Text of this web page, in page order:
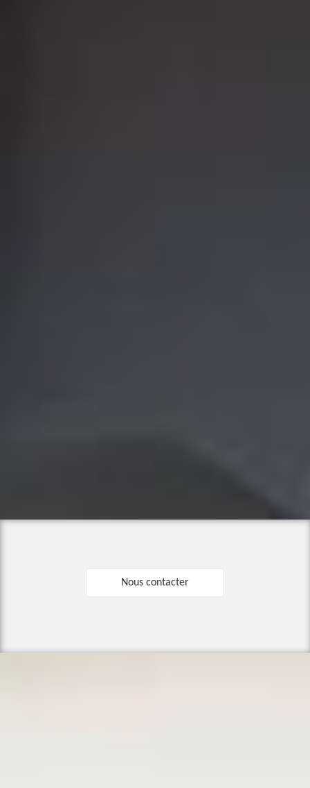
Nous contacter